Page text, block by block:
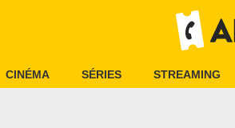
CINÉMA SÉRIES STREAMING